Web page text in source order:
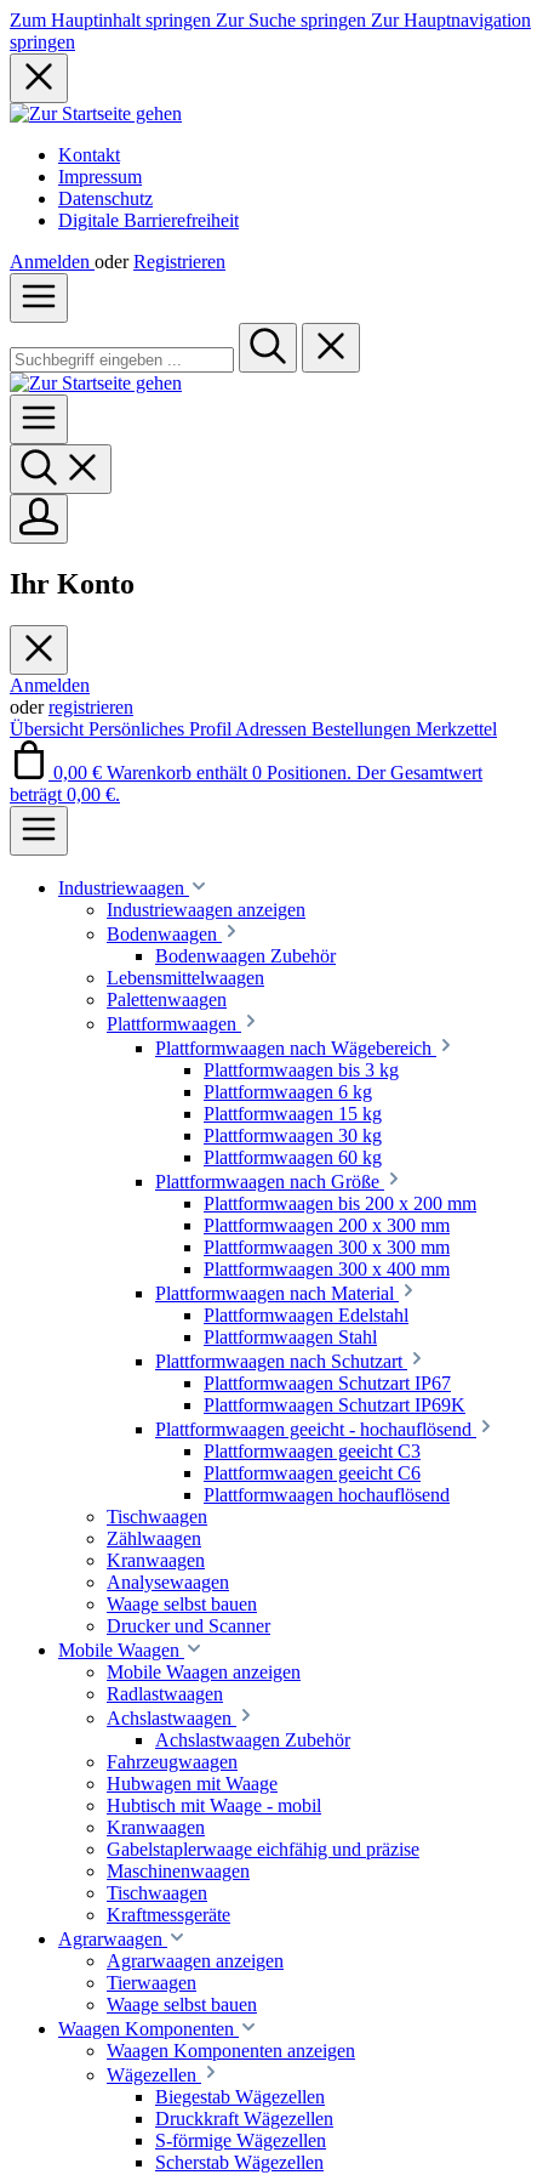
Zum Hauptinhalt springen Zur Suche springen Zur Hauptnavigation
springen
Kontakt
Impressum
Datenschutz
Digitale Barrierefreiheit
Anmelden oder Registrieren
Ihr Konto
Anmelden
oderregistrieren
Übersicht Persönliches Profil Adressen Bestellungen Merkzettel
0,00 € Warenkorb enthält 0 Positionen. Der Gesamtwert
beträgt 0,00 €.
Industriewaagen
Industriewaagen anzeigen
Bodenwaagen
Bodenwaagen Zubehör
Lebensmittelwaagen
Palettenwaagen
Plattformwaagen
Plattformwaagen nach Wägebereich
Plattformwaagen bis 3 kg
Plattformwaagen 6 kg
Plattformwaagen 15 kg
Plattformwaagen 30 kg
Plattformwaagen 60 kg
Plattformwaagen nach Größe
Plattformwaagen bis 200 x 200 mm
Plattformwaagen 200 x 300 mm
Plattformwaagen 300 x 300 mm
Plattformwaagen 300 x 400 mm
Plattformwaagen nach Material
Plattformwaagen Edelstahl
Plattformwaagen Stahl
Plattformwaagen nach Schutzart
Plattformwaagen Schutzart IP67
Plattformwaagen Schutzart IP69K
Plattformwaagen geeicht - hochauflösend
Plattformwaagen geeicht C3
Plattformwaagen geeicht C6
Plattformwaagen hochauflösend
Tischwaagen
Zählwaagen
Kranwaagen
Analysewaagen
Waage selbst bauen
Drucker und Scanner
Mobile Waagen
Mobile Waagen anzeigen
Radlastwaagen
Achslastwaagen
Achslastwaagen Zubehör
Fahrzeugwaagen
Hubwagen mit Waage
Hubtisch mit Waage - mobil
Kranwaagen
Gabelstaplerwaage eichfähig und präzise
Maschinenwaagen
Tischwaagen
Kraftmessgeräte
Agrarwaagen
Agrarwaagen anzeigen
Tierwaagen
Waage selbst bauen
Waagen Komponenten
Waagen Komponenten anzeigen
Wägezellen
Biegestab Wägezellen
Druckkraft Wägezellen
S-förmige Wägezellen
Scherstab Wägezellen